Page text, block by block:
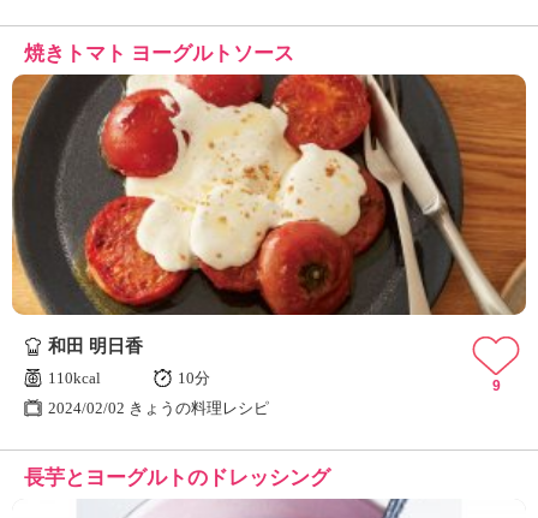
焼きトマト ヨーグルトソース
和田 明日香
110kcal
10分
2024/02/02 きょうの料理レシピ
9
長芋とヨーグルトのドレッシング